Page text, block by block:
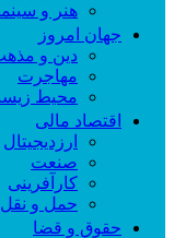
هنر و
جهان امروز
دین و
مهاجرت
محیط
اقتصاد مالی
ارزدیجیتال
صنعت
کارآفرینی
حمل و نقل
حقوق و قضا